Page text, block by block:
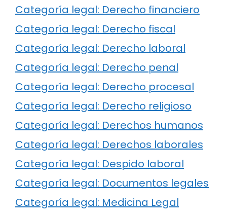
Categoría legal: Derecho financiero
Categoría legal: Derecho fiscal
Categoría legal: Derecho laboral
Categoría legal: Derecho penal
Categoría legal: Derecho procesal
Categoría legal: Derecho religioso
Categoría legal: Derechos humanos
Categoría legal: Derechos laborales
Categoría legal: Despido laboral
Categoría legal: Documentos legales
Categoría legal: Medicina Legal